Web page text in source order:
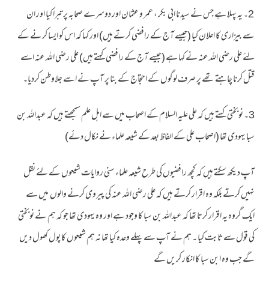
2۔ یہ پہلا ہے جس نے سیدنا ابی بکر ، عمر و عثمان اور دوسرے صحابہ پر تبرا کیا اور ان
سے بیزاری کا اعلان کیا (جیسے آج کے رافضی کرتے ہیں) اور کہا کہ اس کو ایسا کرنے کے
لئے علی رضی اللہ عنہ نے کہا ہے (جیسے آج کے رافضی کہتے ہیں) علی رضی اللہ عنہ اسے
قتل کرنا چاہتے تھے پر صرف لوگوں کے احتجاج کے بنا پر آپ نے اسے جلاوطن کردیا۔
3۔ نوبختی کہتے ہیں کہ علی علیہ السلام کے اصحاب میں سے اہل علم سمجھتے ہیں کہ عبداللہ بن
سبا یہودی تھا (اصحاب علی کے الفاظ بعد کے شیعہ علماء نے نکال دئے)
آپ دیکھ سکتے ہیں کہ کچھ رافضیوں کی طرح شیعہ علماء سنی روایات شیعوں کے لئے نقل
نہیں کرتے بلکہ وہ اقرار کرتے ہیں کہ علی رضی اللہ عنہ کی پیروی کرنے والوں میں سے
ایک گروہ یہ اقرار کرتا تھا کہ عبداللہ بن سبا کا وجود ہے اور وہ یہودی تھا جو کہ ہم نے نوبختی
کی قول سے ثابت کیا ۔ ہم نے آپ سے پہلے وعدہ کیا تھا نہ ہم شیعوں کا پول کھول دیں
گے جب وہ ابن سبا کا انکار کریں گے